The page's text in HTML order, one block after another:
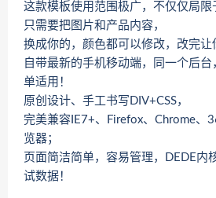
这款模板使用范围极广，不仅仅局
只需要把图片和产品内容，
换成你的，颜色都可以修改，改完让
自带最新的手机移动端，同一个后
单适用！
原创设计、手工书写DIV+CSS，
完美兼容IE7+、Firefox、Chrome、
览器；
页面简洁简单，容易管理，DEDE内
试数据！